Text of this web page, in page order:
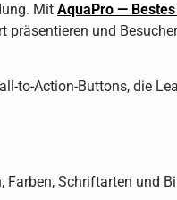
Mit AquaPro —
präsentieren und
to-Action-Buttons, die
Farben, Schriftarten und